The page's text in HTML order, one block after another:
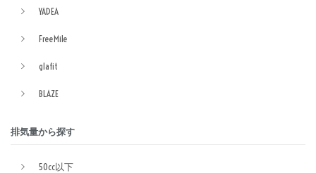
YADEA
FreeMile
glafit
BLAZE
排気量から探す
50cc以下